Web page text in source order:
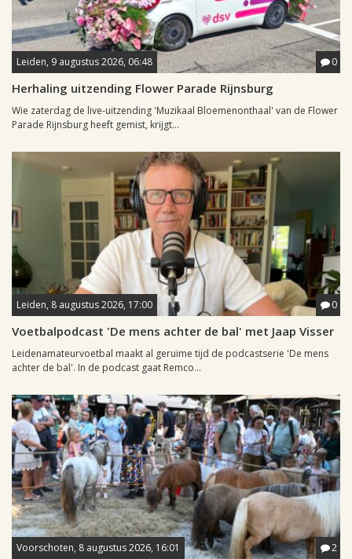
Leiden, 9 augustus 2026, 06:48 0
Herhaling uitzending Flower Parade Rijnsburg
Wie zaterdag de live-uitzending 'Muzikaal Bloemenonthaal' van de Flower
Parade Rijnsburg heeft gemist, krijgt...
Leiden, 8 augustus 2026, 17:00 0
Voetbalpodcast 'De mens achter de bal' met Jaap Visser
Leidenamateurvoetbal maakt al geruime tijd de podcastserie 'De mens
achter de bal'. In de podcast gaat Remco...
Voorschoten, 8 augustus 2026, 16:01 2